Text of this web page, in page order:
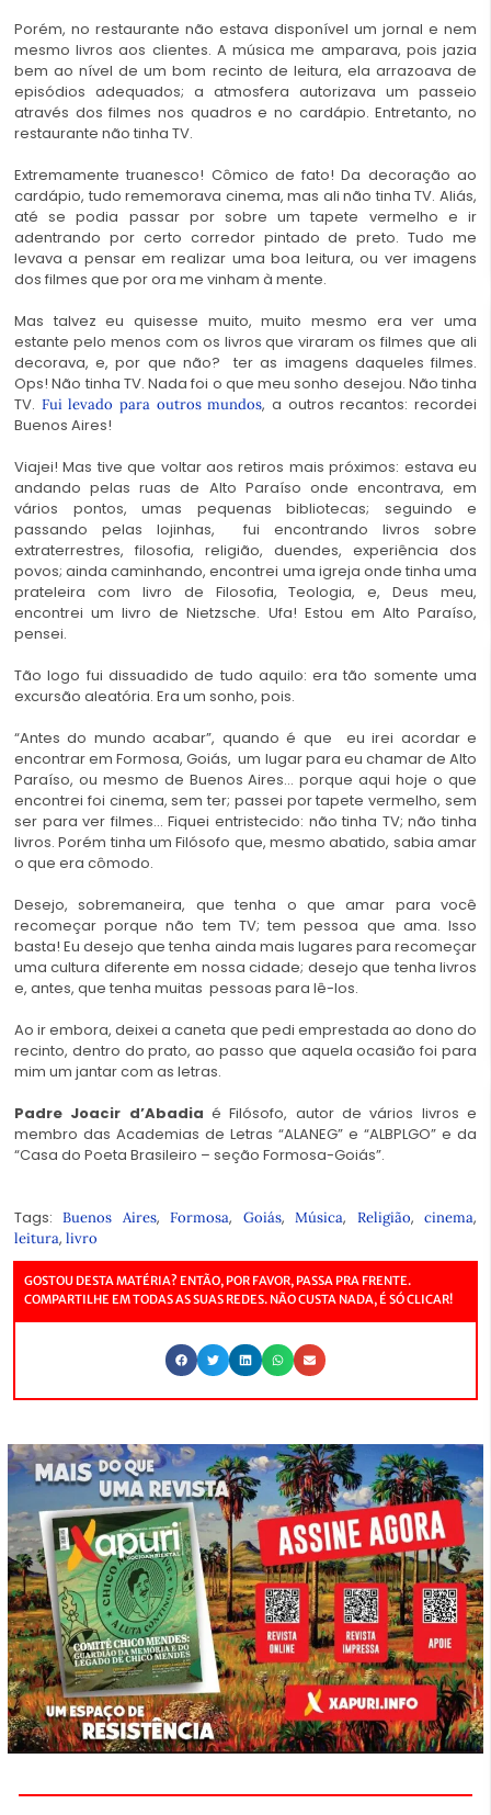
Porém, no restaurante não estava disponível um jornal e nem
mesmo livros aos clientes. A música me amparava, pois jazia
bem ao nível de um bom recinto de leitura, ela arrazoava de
episódios adequados; a atmosfera autorizava um passeio
através dos filmes nos quadros e no cardápio. Entretanto, no
restaurante não tinha TV.
Extremamente truanesco! Cômico de fato! Da decoração ao
cardápio, tudo rememorava cinema, mas ali não tinha TV. Aliás,
até se podia passar por sobre um tapete vermelho e ir
adentrando por certo corredor pintado de preto. Tudo me
levava a pensar em realizar uma boa leitura, ou ver imagens
dos filmes que por ora me vinham à mente.
Mas talvez eu quisesse muito, muito mesmo era ver uma
estante pelo menos com os livros que viraram os filmes que ali
decorava, e, por que não? ter as imagens daqueles filmes.
Ops! Não tinha TV. Nada foi o que meu sonho desejou. Não tinha
TV. Fui levado para outros mundos, a outros recantos: recordei
Buenos Aires!
Viajei! Mas tive que voltar aos retiros mais próximos: estava eu
andando pelas ruas de Alto Paraíso onde encontrava, em
vários pontos, umas pequenas bibliotecas; seguindo e
passando pelas lojinhas, fui encontrando livros sobre
extraterrestres, filosofia, religião, duendes, experiência dos
povos; ainda caminhando, encontrei uma igreja onde tinha uma
prateleira com livro de Filosofia, Teologia, e, Deus meu,
encontrei um livro de Nietzsche. Ufa! Estou em Alto Paraíso,
pensei.
Tão logo fui dissuadido de tudo aquilo: era tão somente uma
excursão aleatória. Era um sonho, pois.
“Antes do mundo acabar”, quando é que eu irei acordar e
encontrar em Formosa, Goiás, um lugar para eu chamar de Alto
Paraíso, ou mesmo de Buenos Aires… porque aqui hoje o que
encontrei foi cinema, sem ter; passei por tapete vermelho, sem
ser para ver filmes… Fiquei entristecido: não tinha TV; não tinha
livros. Porém tinha um Filósofo que, mesmo abatido, sabia amar
o que era cômodo.
Desejo, sobremaneira, que tenha o que amar para você
recomeçar porque não tem TV; tem pessoa que ama. Isso
basta! Eu desejo que tenha ainda mais lugares para recomeçar
uma cultura diferente em nossa cidade; desejo que tenha livros
e, antes, que tenha muitas pessoas para lê-los.
Ao ir embora, deixei a caneta que pedi emprestada ao dono do
recinto, dentro do prato, ao passo que aquela ocasião foi para
mim um jantar com as letras.
Padre Joacir d’Abadia é Filósofo, autor de vários livros e
membro das Academias de Letras “ALANEG” e “ALBPLGO” e da
“Casa do Poeta Brasileiro – seção Formosa-Goiás”.
Tags:Buenos Aires,Formosa, Goiás,Música, Religião,cinema,
leitura, livro
GOSTOU DESTA MATÉRIA? ENTÃO, POR FAVOR, PASSA PRA FRENTE.
COMPARTILHE EM TODAS AS SUAS REDES. NÃO CUSTA NADA, É SÓ CLICAR!